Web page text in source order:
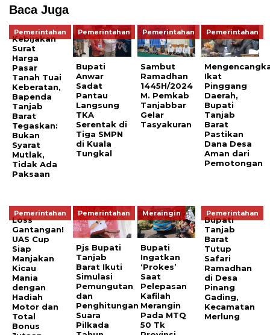
Baca Juga
Pemerintahan
Kebijakan
Surat
Harga
Pasar
Tanah Tuai
Keberatan,
Bapenda
Tanjab
Barat
Tegaskan:
Bukan
Syarat
Mutlak,
Tidak Ada
Paksaan
Pemerintahan
Bupati
Anwar
Sadat
Pantau
Langsung
TKA
Serentak di
Tiga SMPN
di Kuala
Tungkal
Pemerintahan
Sambut
Ramadhan
1445H/2024
M. Pemkab
Tanjabbar
Gelar
Tasyakuran
Pemerintahan
Ikat
Pinggang
Daerah,
Bupati
Tanjab
Barat
Pastikan
Dana Desa
Aman dari
Pemotongan
Pemerintahan
Loss
Gantangan!
UAS Cup
Siap
Manjakan
Kicau
Mania
dengan
Hadiah
Motor dan
Total
Bonus
Pemerintahan
Pjs Bupati
Tanjab
Barat Ikuti
Simulasi
Pemungutan
dan
Penghitungan
Suara
Pilkada
Meraingin
Bupati
Ingatkan
‘Prokes’
Saat
Pelepasan
Kafilah
Merangin
Pada MTQ
50 Tk
Pemerintahan
Bupati
Tanjab
Barat
Tutup
Safari
Ramadhan
di Desa
Pinang
Gading,
Kecamatan
Merlung